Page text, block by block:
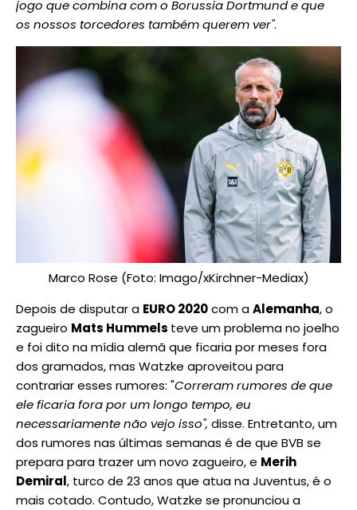
jogo que combina com o Borussia Dortmund e que
os nossos torcedores também querem ver".
Marco Rose (Foto: Imago/xKirchner-Mediax)
Depois de disputar a EURO 2020com aAlemanha, o
zagueiro Mats Hummels teve um problema no joelho
e foi dito na mídia alemã que ficaria por meses fora
dos gramados, mas Watzke aproveitou para
contrariar esses rumores: "Correram rumores de que
ele ficaria fora por um longo tempo, eu
necessariamente não vejo isso", disse. Entretanto, um
dos rumores nas últimas semanas é de que BVB se
prepara para trazer um novo zagueiro, e Merih
Demiral, turco de 23 anos que atua na Juventus, é o
mais cotado. Contudo, Watzke se pronunciou a